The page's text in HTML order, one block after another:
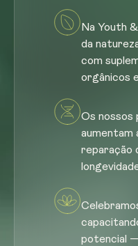
Na Youth
da
com
orgânicos
Os nossos
aumentam
reparação
potencial